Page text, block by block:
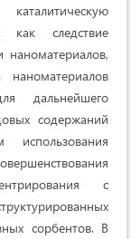
как следствие
наноматериа­лов,
нано­материалов
дальнейшего
содержаний
с
сорбентов. В